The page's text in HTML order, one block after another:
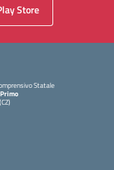
Store
Statale